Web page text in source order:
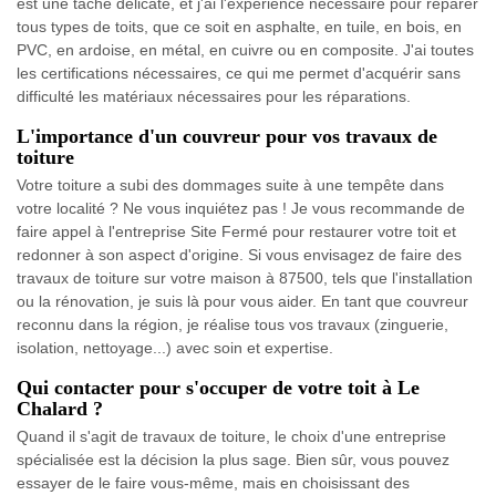
tous types de toits, que ce soit en asphalte, en tuile, en bois, en
PVC, en ardoise, en métal, en cuivre ou en composite. J'ai toutes
les certifications nécessaires, ce qui me permet d'acquérir sans
difficulté les matériaux nécessaires pour les réparations.
L'importance d'un couvreur pour vos travaux de
toiture
Votre toiture a subi des dommages suite à une tempête dans
votre localité ? Ne vous inquiétez pas ! Je vous recommande de
faire appel à l'entreprise Site Fermé pour restaurer votre toit et
redonner à son aspect d'origine. Si vous envisagez de faire des
travaux de toiture sur votre maison à 87500, tels que l'installation
ou la rénovation, je suis là pour vous aider. En tant que couvreur
reconnu dans la région, je réalise tous vos travaux (zinguerie,
isolation, nettoyage...) avec soin et expertise.
Qui contacter pour s'occuper de votre toit à Le
Chalard ?
Quand il s'agit de travaux de toiture, le choix d'une entreprise
spécialisée est la décision la plus sage. Bien sûr, vous pouvez
essayer de le faire vous-même, mais en choisissant des